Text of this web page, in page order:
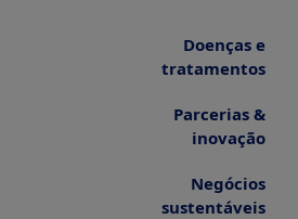
Doenças e
tratamentos
Parcerias &
inovação
Negócios
sustentáveis